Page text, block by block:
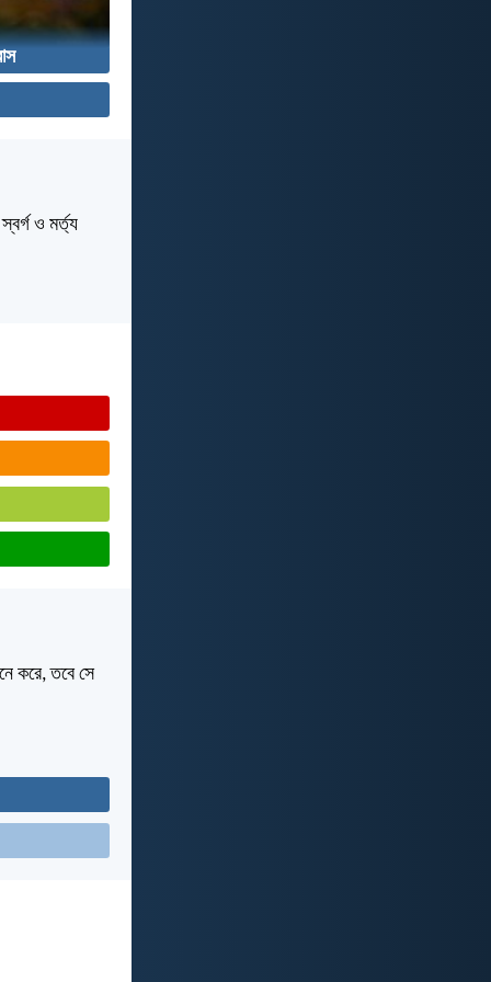
ও মর্ত্য
করে, তবে সে